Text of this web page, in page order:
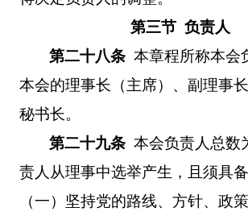
第三节 负责人
第二十八条 本章程所称本会
本会的理事长（主席）、副理事长
秘书长。
第二十九条 本会负责人总数
责人从理事中选举产生，且须具
（一）坚持党的路线、方针、政